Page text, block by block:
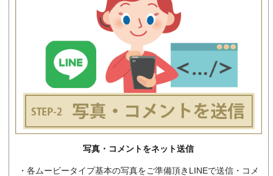
写真・コメントをネット送信
・各ムービータイプ基本の写真をご準備頂きLINEで送信・コメ